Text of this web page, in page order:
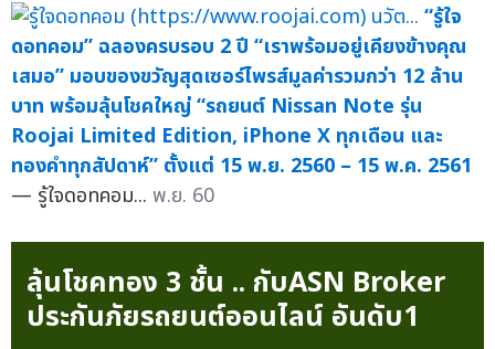
“รู้ใจ
ดอทคอม” ฉลองครบรอบ 2 ปี “เราพร้อมอยู่เคียงข้างคุณ
เสมอ” มอบของขวัญสุดเซอร์ไพรส์มูลค่ารวมกว่า 12 ล้าน
บาท พร้อมลุ้นโชคใหญ่ “รถยนต์ Nissan Note รุ่น
Roojai Limited Edition, iPhone X ทุกเดือน และ
ทองคำทุกสัปดาห์” ตั้งแต่ 15 พ.ย. 2560 – 15 พ.ค. 2561
— รู้ใจดอทคอม... พ.ย. 60
ลุ้นโชคทอง 3 ชั้น .. กับASN Broker
ประกันภัยรถยนต์ออนไลน์ อันดับ1